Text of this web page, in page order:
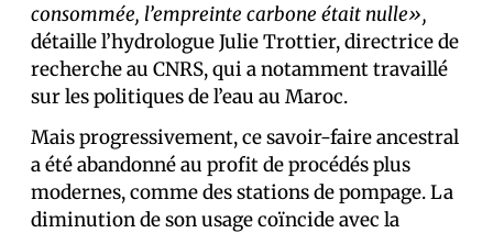
consommée, l’empreinte carbone était nulle»,
détaille l’hydrologue Julie Trottier, directrice de
recherche au CNRS, qui a notamment travaillé
sur les politiques de l’eau au Maroc.
Mais progressivement, ce savoir-faire ancestral
a été abandonné au profit de procédés plus
modernes, comme des stations de pompage. La
diminution de son usage coïncide avec la